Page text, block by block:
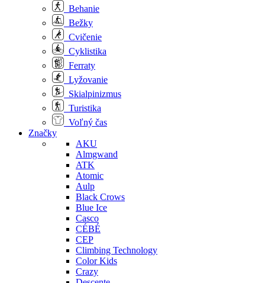
Behanie
Bežky
Cvičenie
Cyklistika
Ferraty
Lyžovanie
Skialpinizmus
Turistika
Voľný čas
Značky
AKU
Almgwand
ATK
Atomic
Aulp
Black Crows
Blue Ice
Casco
CÉBÉ
CEP
Climbing Technology
Color Kids
Crazy